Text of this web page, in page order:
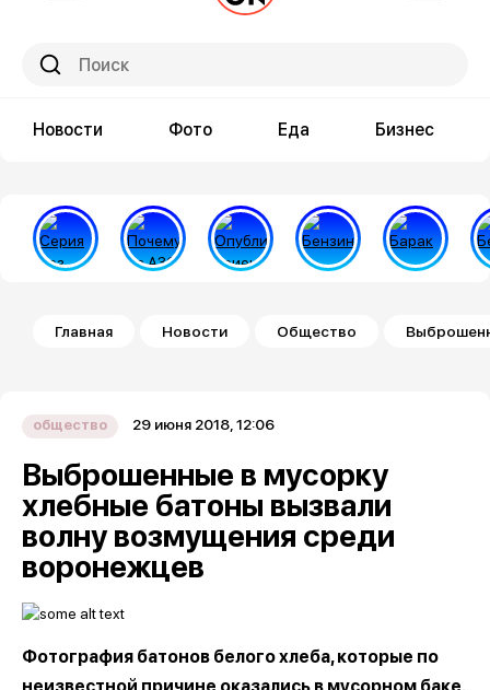
Новости Фото Еда Бизнес
Строка навигации
Главная Новости Общество
общество 29 июня 2018, 12:06
Выброшенные в мусорку
хлебные батоны вызвали
волну возмущения среди
воронежцев
Фотография батонов белого хлеба, которые по
неизвестной причине оказались в мусорном баке,